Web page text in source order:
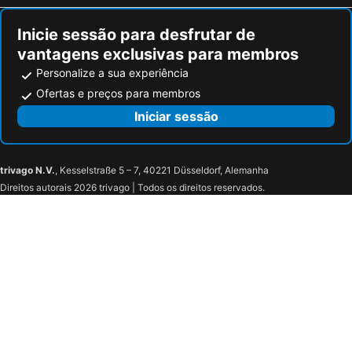
Inicie sessão para desfrutar de
vantagens exclusivas para membros
Personalize a sua experiência
Ofertas e preços para membros
Iniciar sessão
trivago N.V., Kesselstraße 5 – 7, 40221 Düsseldorf, Alemanha
Direitos autorais 2026 trivago | Todos os direitos reservados.